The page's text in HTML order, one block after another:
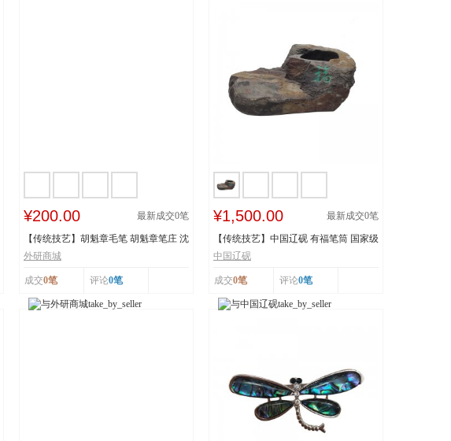
¥200.00 最新成交0笔
【传统技艺】胡魁章毛笔 胡魁章笔庄 沈
阳胡魁章制...
外研商城
成交0笔 评论0笔
¥1,500.00 最新成交0笔
【传统技艺】中国辽砚 有福笔筒 国家级
非物质文化遗...
中国辽砚
成交0笔 评论0笔